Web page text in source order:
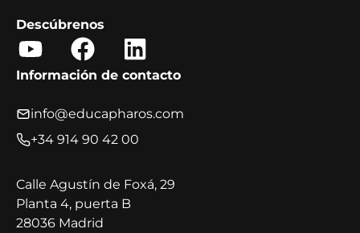
Descúbrenos
Y
o
t
u
e
F
a
e
b
o
k
L
i
k
e
i
Información de contacto
info@educapharos.com
+34 914 90 42 00
Calle Agustín de Foxá, 29
Planta 4, puerta B
28036 Madrid